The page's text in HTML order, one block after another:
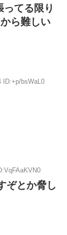
てる限り
ら難しい
ID:+p/bsWaL0
ぞとか脅し